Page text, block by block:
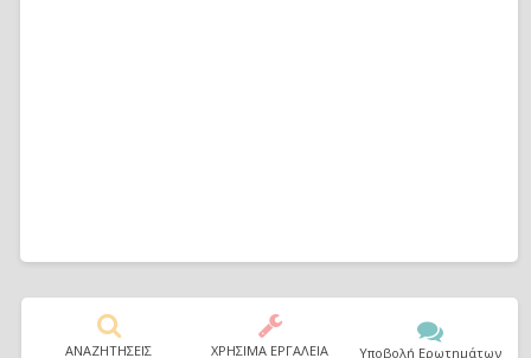
ΑΝΑΖΗΤΗΣΕΙΣ ΧΡΗΣΙΜΑ ΕΡΓΑΛΕΙΑ Υποβολή Ερωτημάτων